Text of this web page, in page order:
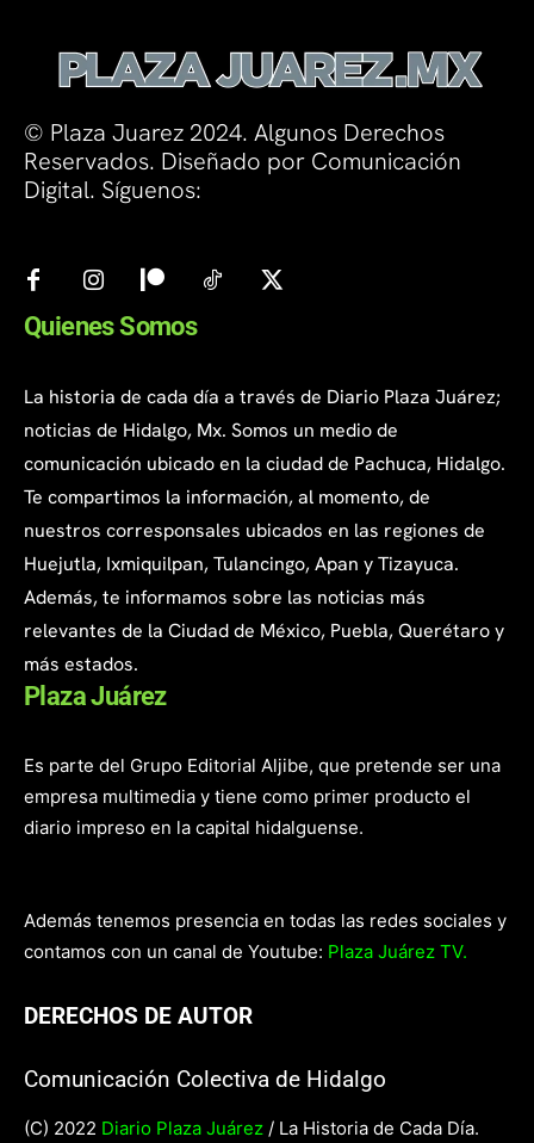
© Plaza Juarez 2024. Algunos Derechos
Reservados. Diseñado por Comunicación
Digital. Síguenos:
Quienes Somos
La historia de cada día a través de Diario Plaza Juárez;
noticias de Hidalgo, Mx. Somos un medio de
comunicación ubicado en la ciudad de Pachuca, Hidalgo.
Te compartimos la información, al momento, de
nuestros corresponsales ubicados en las regiones de
Huejutla, Ixmiquilpan, Tulancingo, Apan y Tizayuca.
Además, te informamos sobre las noticias más
relevantes de la Ciudad de México, Puebla, Querétaro y
más estados.
Plaza Juárez
Es parte del Grupo Editorial Aljibe, que pretende ser una
empresa multimedia y tiene como primer producto el
diario impreso en la capital hidalguense.
Además tenemos presencia en todas las redes sociales y
contamos con un canal de Youtube: Plaza Juárez TV.
DERECHOS DE AUTOR
Comunicación Colectiva de Hidalgo
(C) 2022 Diario Plaza Juárez / La Historia de Cada Día.